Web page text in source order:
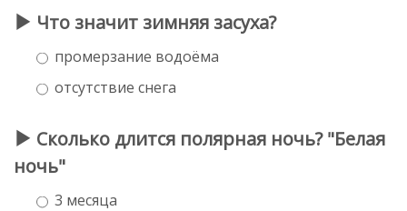
Что значит зимняя засуха?
промерзание водоёма
отсутствие снега
Сколько длится полярная ночь? "Белая
ночь"
3 месяца